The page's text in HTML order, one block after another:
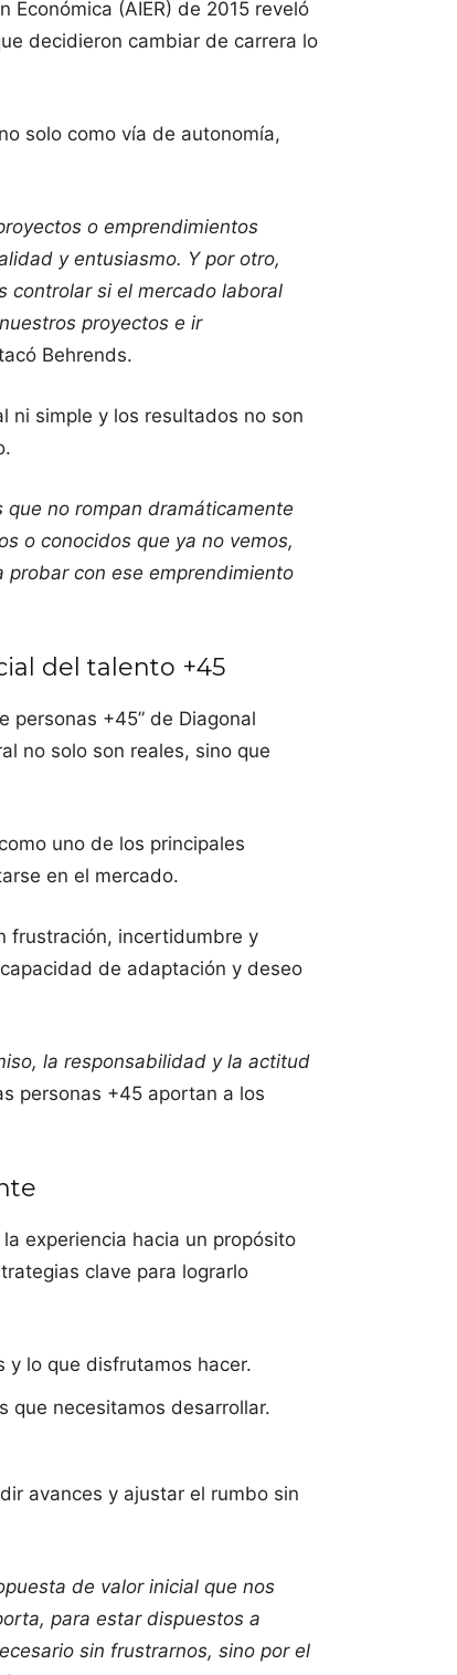
(AIER) de 2015 reveló
decidieron cambiar de carrera lo
solo como vía de autonomía,
o emprendimientos
y entusiasmo. Y por otro,
controlar si el mercado laboral
proyectos e ir
Behrends.
ni simple y los resultados no son
no rompan dramáticamente
o conocidos que ya no vemos,
probar con ese emprendimiento
del talento +45
personas +45” de Diagonal
no solo son reales, sino que
uno de los principales
en el mercado.
frustración, incertidumbre y
de adaptación y deseo
la responsabilidad y la actitud
personas +45 aportan a los
experiencia hacia un propósito
clave para lograrlo
y lo que disfrutamos hacer.
que necesitamos desarrollar.
avances y ajustar el rumbo sin
de valor inicial que nos
para estar dispuestos a
sin frustrarnos, sino por el